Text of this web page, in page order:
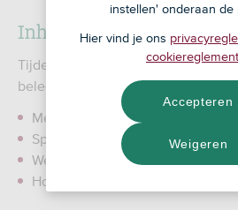
Inhoud van het webinar
Tijdens dit webinar gaat het naast
beleggen.
Met of zonder belastingvoordeel
Sparen, beleggen of combineren?
Wel of niet op een duurzame
Hoe kun je (bij ASN Bank) starten?
instellen' onderaan de
Hier vind je ons
cookiereglement
Weigeren
Accepteren